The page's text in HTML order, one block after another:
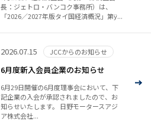
長：ジェトロ・バンコク事務所）は、
「2026／2027年版タイ国経済概況」第ÿ...
2026.07.15 JCCからのお知らせ
6月度新入会員企業のお知らせ
6月29日開催の6月度理事会において、下
記企業の入会が承認されましたので、お
知らせいたします。 日野モータースアジ
ア株式会社...